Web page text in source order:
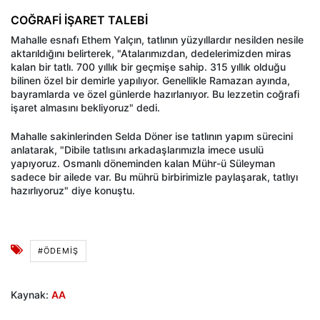
COĞRAFİ İŞARET TALEBİ
Mahalle esnafı Ethem Yalçın, tatlının yüzyıllardır nesilden nesile
aktarıldığını belirterek, "Atalarımızdan, dedelerimizden miras
kalan bir tatlı. 700 yıllık bir geçmişe sahip. 315 yıllık olduğu
bilinen özel bir demirle yapılıyor. Genellikle Ramazan ayında,
bayramlarda ve özel günlerde hazırlanıyor. Bu lezzetin coğrafi
işaret almasını bekliyoruz" dedi.
Mahalle sakinlerinden Selda Döner ise tatlının yapım sürecini
anlatarak, "Dibile tatlısını arkadaşlarımızla imece usulü
yapıyoruz. Osmanlı döneminden kalan Mühr-ü Süleyman
sadece bir ailede var. Bu mührü birbirimizle paylaşarak, tatlıyı
hazırlıyoruz" diye konuştu.
#ÖDEMIŞ
Kaynak: AA